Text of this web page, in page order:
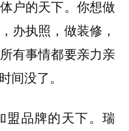
户的天下。 你想做
办执照，做装修，
有事情都要亲力亲
间没了。
盟品牌的天下。瑞